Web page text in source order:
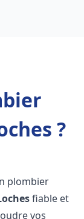
?
plombier
fiable et
vos